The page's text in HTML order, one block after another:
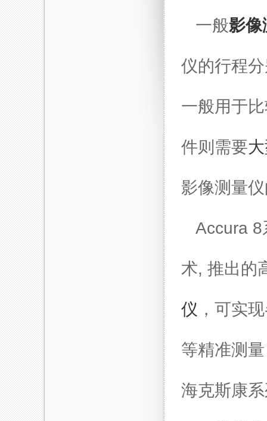
一般影像
仪的行程
一般用于
件则需要
影像测量
Accura 8
术, 推出的
仪 ，可实
等精准测
海克斯康